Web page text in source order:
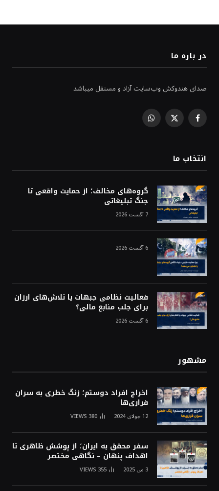
در باره ما
صدای هندوکش وب‌سایت آزاد و مستقل میباشد
Facebook
X
WhatsApp
انتخاب ما
گروه‌های مخالف؛ از حمایت واقعی تا
جنگ تبلیغاتی
7 آگست 2026
6 آگست 2026
فعالیت نظامی جبهات یا تلاش‌های ارزان
برای جلب منابع مالی؟
6 آگست 2026
مشهور
اخراج افراد دوستم؛ زنگ خطری به سران
فراری‌ها
12 جولای 2024 380
VIEWS
سفر محقق به ایران؛ از پوشش ظاهری تا
اهداف پنهان – نگاهی مختصر
3 می 2025 355
VIEWS